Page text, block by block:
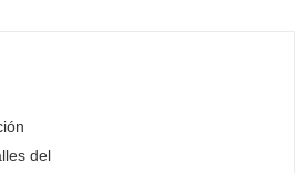
del